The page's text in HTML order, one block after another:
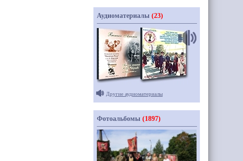
Аудиоматериалы (23)
Другие аудиоматериалы
Фотоальбомы (1897)